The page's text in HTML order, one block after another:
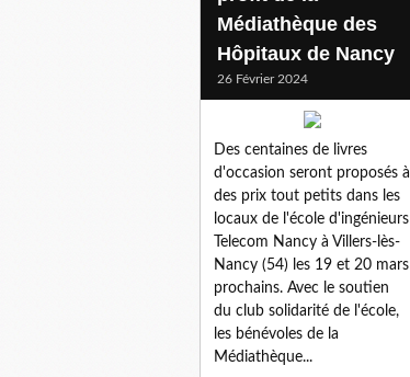
Médiathèque des
Hôpitaux de Nancy
26 Février 2024
Des centaines de livres
d'occasion seront proposés à
des prix tout petits dans les
locaux de l'école d'ingénieurs
Telecom Nancy à Villers-lès-
Nancy (54) les 19 et 20 mars
prochains. Avec le soutien
du club solidarité de l'école,
les bénévoles de la
Médiathèque...